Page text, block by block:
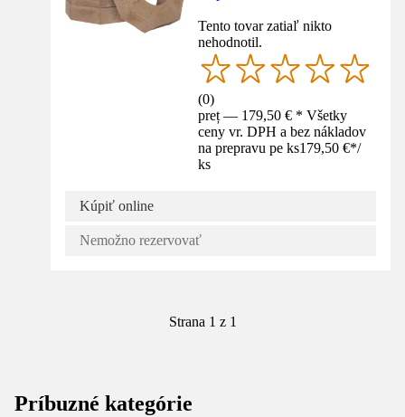
Tento tovar zatiaľ nikto
nehodnotil.
(0)
preț — 179,50 € * Všetky
ceny vr. DPH a bez nákladov
na prepravu pe ks179,50 €*/
ks
Kúpiť online
Nemožno rezervovať
Strana 1 z 1
Príbuzné kategórie